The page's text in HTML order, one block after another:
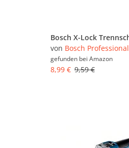
von Bosch Professional
gefunden bei Amazon
8,99 € 9,59 €